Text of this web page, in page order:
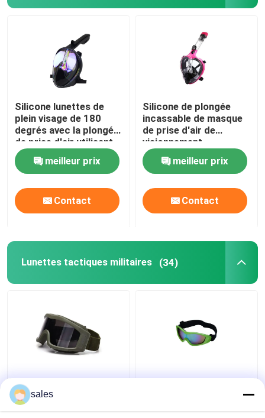
Silicone lunettes de
plein visage de 180
degrés avec la plongée
de prise d'air utilisant
meilleur prix
Contact
Silicone de plongée
incassable de masque
de prise d'air de
visionnement
panoramique de 180
degrésmeilleur prix
Contact
Lunettes tactiques militaires (34)
Protecteur UV d'anti
de brouillard lunettes
tactiques militaires de
sales